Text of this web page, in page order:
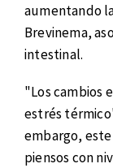
aumentando
Brevinema,
intestinal.
"Los cambios
estrés
embargo,
piensos con